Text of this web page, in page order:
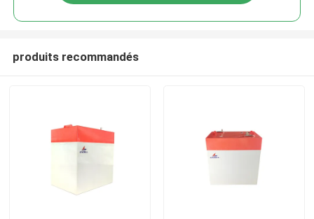
produits recommandés